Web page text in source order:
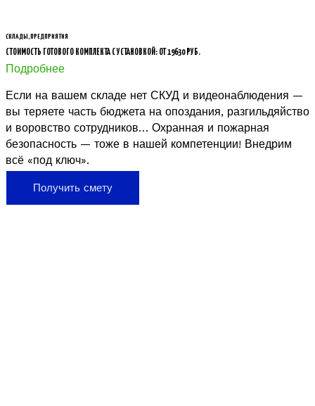
СКЛАДЫ, ПРЕДПРИЯТИЯ
СТОИМОСТЬ ГОТОВОГО КОМПЛЕКТА С УСТАНОВКОЙ: ОТ 19630 РУБ.
Подробнее
Если на вашем складе нет СКУД и видеонаблюдения —
вы теряете часть бюджета на опоздания, разгильдяйство
и воровство сотрудников… Охранная и пожарная
безопасность — тоже в нашей компетенции! Внедрим
всё «под ключ».
Получить смету